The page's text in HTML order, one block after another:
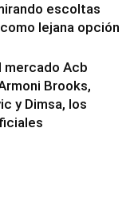
escoltas
lejana opción
mercado Acb
Brooks,
y Dimsa, los